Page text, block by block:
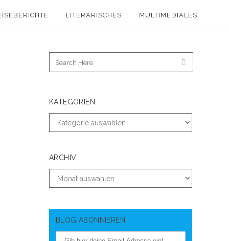
LITERARISCHES MULTIMEDIALES
KATEGORIEN
ARCHIV
BLOG ABONNIEREN